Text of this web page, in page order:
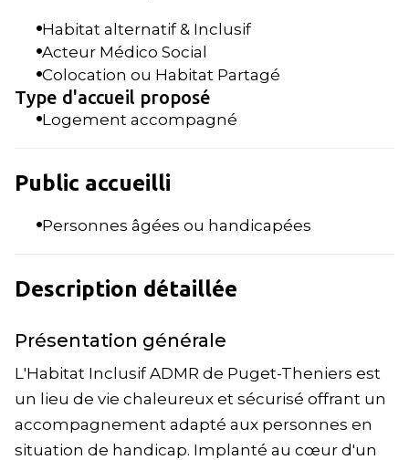
Habitat alternatif & Inclusif
Acteur Médico Social
Colocation ou Habitat Partagé
Type d'accueil proposé
Logement accompagné
Public accueilli
Personnes âgées ou handicapées
Description détaillée
Présentation générale
L'Habitat Inclusif ADMR de Puget-Theniers est
un lieu de vie chaleureux et sécurisé offrant un
accompagnement adapté aux personnes en
situation de handicap. Implanté au cœur d'un